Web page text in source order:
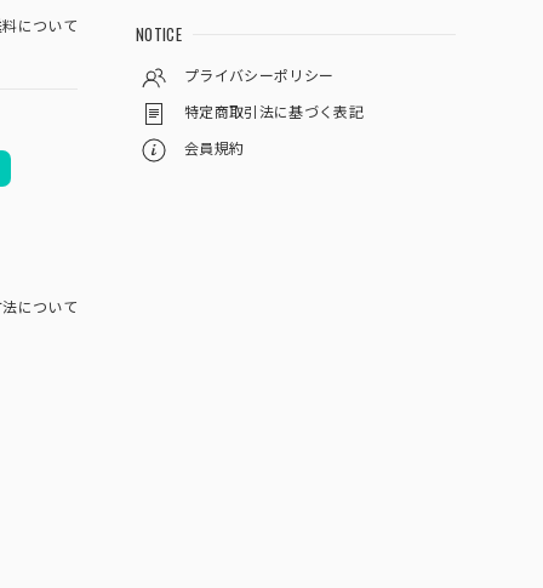
について
について
NOTICE
プライバシーポリシー
特定商取引法に基づく表記
会員規約